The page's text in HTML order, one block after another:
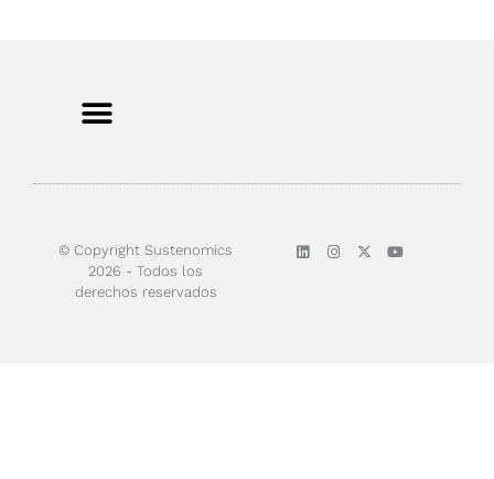
© Copyright Sustenomics
2026 - Todos los
derechos reservados